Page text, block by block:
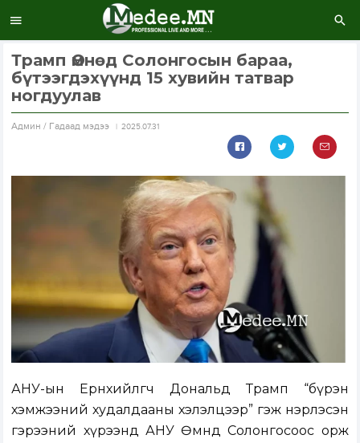
Трамп Өмнөд Солонгосын бараа,
бүтээгдэхүүнд 15 хувийн татвар
ногдуулав
Aдмин / Гадаад мэдээ 2025.07.31
АНУ-ын Ерөнхийлөгч Дональд Трамп “бүрэн
хэмжээний худалдааны хэлэлцээр” гэж нэрлэсэн
гэрээний хүрээнд АНУ Өмнөд Солонгосоос орж